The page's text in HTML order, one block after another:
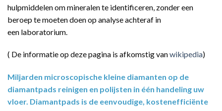
hulpmiddelen om mineralen te identificeren, zonder een
beroep te moeten doen op analyse achteraf in
een laboratorium.
( De informatie op deze pagina is afkomstig vanwikipedia)
Miljarden microscopische kleine diamanten op de
diamantpads reinigen en polijsten in één handeling uw
vloer. Diamantpads is de eenvoudige, kostenefficiënte